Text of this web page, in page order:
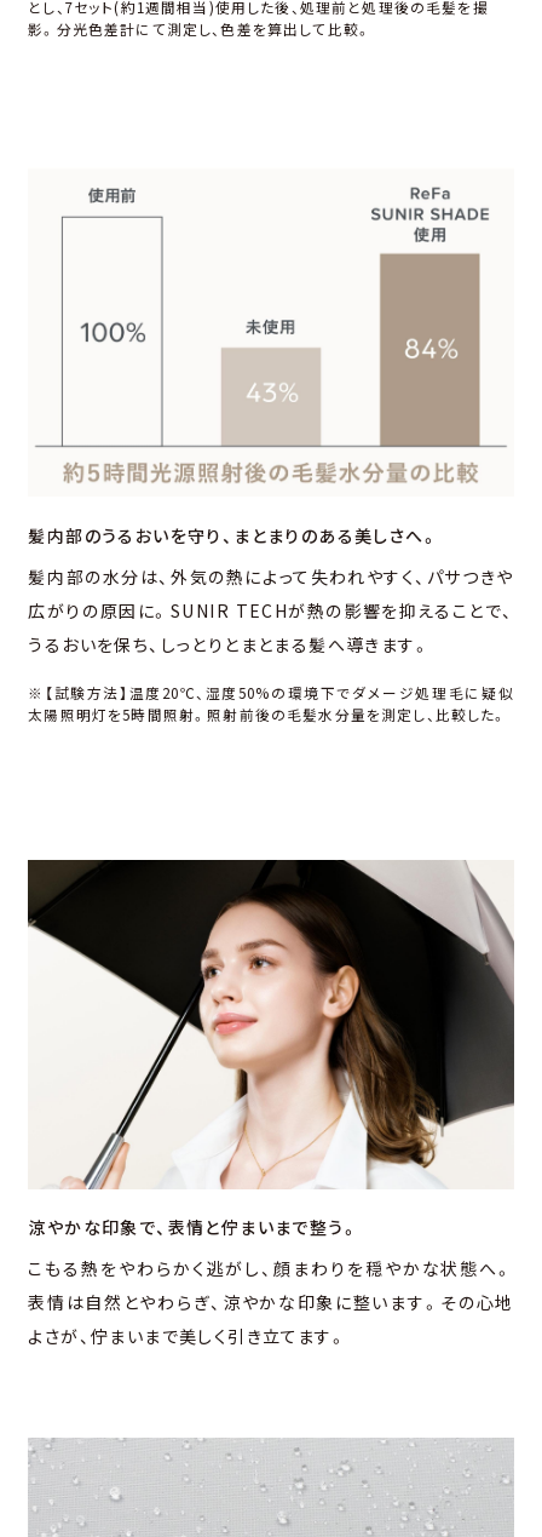
とし、7セット(約1週間相当)使⽤した後、処理前と処理後の⽑髪を撮
影。分光⾊差計にて測定し、⾊差を算出して⽐較。
髪内部のうるおいを守り、 まとまりのある美しさへ。
髪内部の⽔分は、外気の熱によって失われやすく、パサつきや
広がりの原因に。SUNIR TECHが熱の影響を抑えることで、
うるおいを保ち、しっとりとまとまる髪へ導きます。
※【試験⽅法】温度20℃、湿度50%の環境下でダメージ処理⽑に疑似
太陽照明灯を5時間照射。照射前後の⽑髪⽔分量を測定し、⽐較した。
涼やかな印象で、 表情と佇まいまで整う。
こもる熱をやわらかく逃がし、顔まわりを穏やかな状態へ。
表情は⾃然とやわらぎ、涼やかな印象に整います。その⼼地
よさが、佇まいまで美しく引き⽴てます。